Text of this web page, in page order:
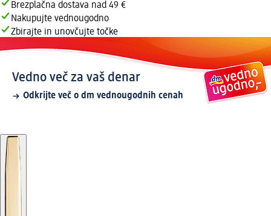
Brezplačna dostava nad 49 €
Nakupujte vednougodno
Zbirajte in unovčujte točke
Vedno več za vaš denar
Odkrijte več o dm vednougodnih cenah